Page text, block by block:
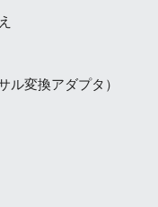
ル変換アダプタ）